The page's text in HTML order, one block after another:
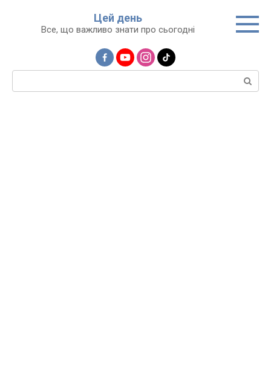
Цей день
Все, що важливо знати про сьогодні
Пошук: